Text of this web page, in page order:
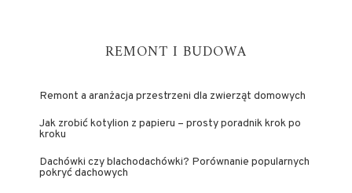
REMONT I BUDOWA
Remont a aranżacja przestrzeni dla zwierząt domowych
Jak zrobić kotylion z papieru – prosty poradnik krok po
kroku
Dachówki czy blachodachówki? Porównanie popularnych
pokryć dachowych